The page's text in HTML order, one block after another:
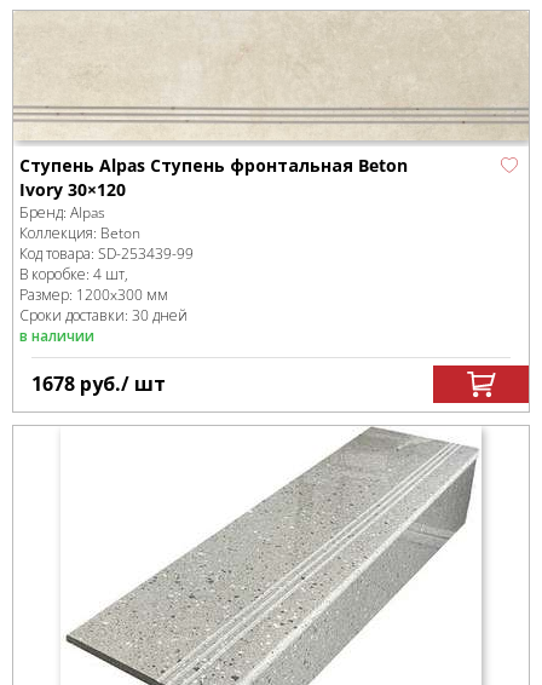
Ступень Alpas Ступень фронтальная Beton
Ivory 30×120
Бренд: Alpas
Коллекция: Beton
Код товара: SD-253439-99
В коробке: 4 шт,
Размер: 1200x300 мм
Сроки доставки: 30 дней
в наличии
1678 руб./ шт